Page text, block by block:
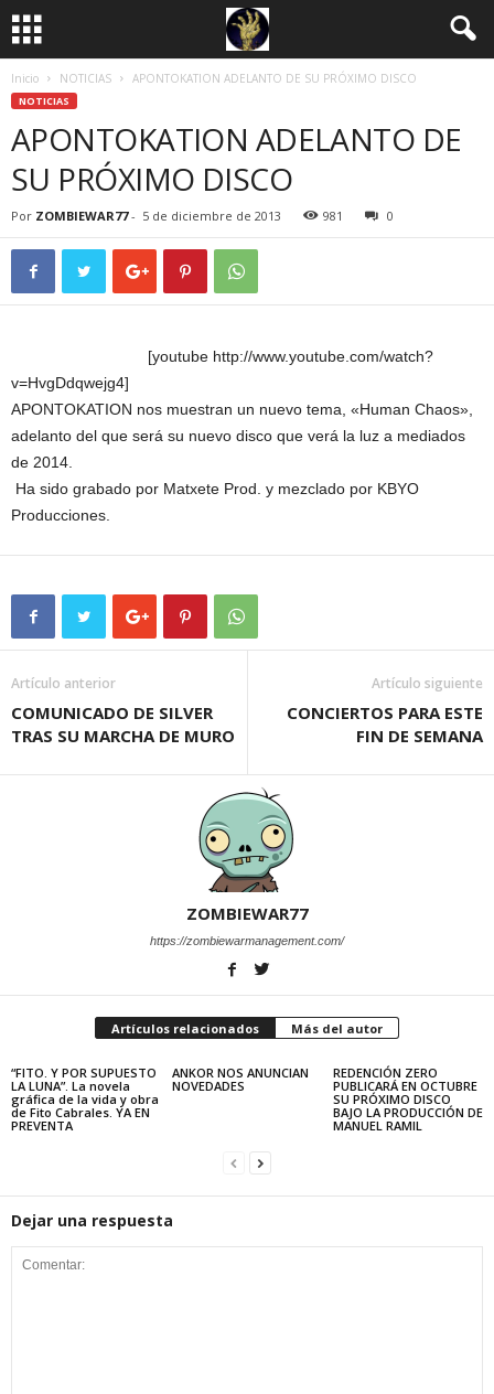
Inicio NOTICIAS APONTOKATION ADELANTO DE SU PRÓXIMO DISCO
NOTICIAS
APONTOKATION ADELANTO DE
SU PRÓXIMO DISCO
Por ZOMBIEWAR77- 5 de diciembre de 2013 981 0
[youtube http://www.youtube.com/watch?
v=HvgDdqwejg4]
APONTOKATION nos muestran un nuevo tema, «Human Chaos»,
adelanto del que será su nuevo disco que verá la luz a mediados
de 2014.
Ha sido grabado por Matxete Prod. y mezclado por KBYO
Producciones.
Artículo anterior
COMUNICADO DE SILVER
TRAS SU MARCHA DE MURO
Artículo siguiente
CONCIERTOS PARA ESTE
FIN DE SEMANA
ZOMBIEWAR77
https://zombiewarmanagement.com/
Artículos relacionados Más del autor
“FITO. Y POR SUPUESTO
LA LUNA”. La novela
gráfica de la vida y obra
de Fito Cabrales. YA EN
PREVENTA
ANKOR NOS ANUNCIAN
NOVEDADES
REDENCIÓN ZERO
PUBLICARÁ EN OCTUBRE
SU PRÓXIMO DISCO
BAJO LA PRODUCCIÓN DE
MANUEL RAMIL
Dejar una respuesta